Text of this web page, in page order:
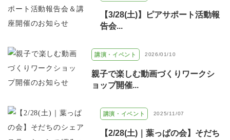
【3/28(土)】ピアサポート活動報
告会...
講演・イベント 2026/01/10
親子で楽しむ動画づくりワークシ
ョップ開催...
講演・イベント 2025/11/07
【2/28(土)｜葉っぱの会】そだち